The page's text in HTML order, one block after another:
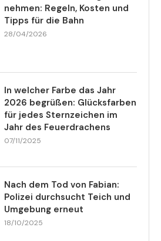
nehmen: Regeln, Kosten und
Tipps für die Bahn
28/04/2026
In welcher Farbe das Jahr
2026 begrüßen: Glücksfarben
für jedes Sternzeichen im
Jahr des Feuerdrachens
07/11/2025
Nach dem Tod von Fabian:
Polizei durchsucht Teich und
Umgebung erneut
18/10/2025